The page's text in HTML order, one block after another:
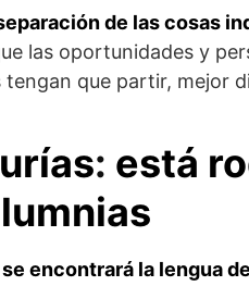
de las cosas
las oportunidades y
que partir, mejor
: está
encontrará la lengua